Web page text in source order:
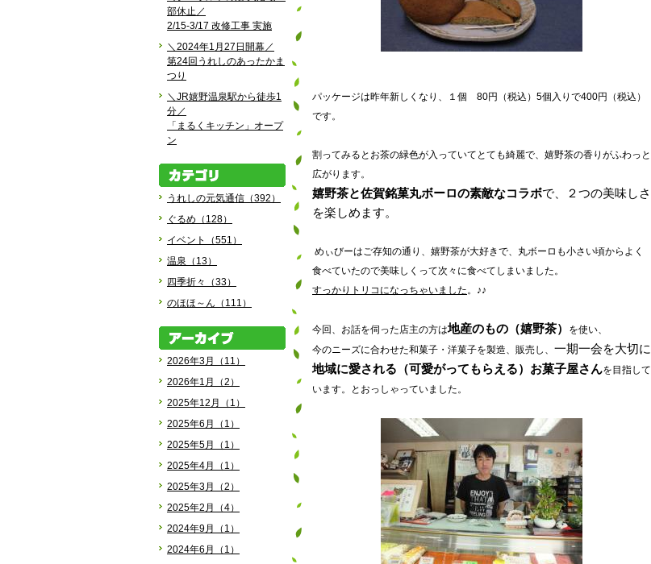
部休止／
2/15-3/17 改修工事 実施
＼2024年1月27日開幕／
第24回うれしのあったかま
つり
＼JR嬉野温泉駅から徒歩1
分／
「まるくキッチン」オープ
ン
うれしの元気通信（392）
ぐるめ（128）
イベント（551）
温泉（13）
四季折々（33）
のほほ～ん（111）
2026年3月（11）
2026年1月（2）
2025年12月（1）
2025年6月（1）
2025年5月（1）
2025年4月（1）
2025年3月（2）
2025年2月（4）
2024年9月（1）
2024年6月（1）
パッケージは昨年新しくなり、１個 80円（税込）5個入りで400円（税込）
です。
割ってみるとお茶の緑色が入っていてとても綺麗で、嬉野茶の香りがふわっと
広がります。
嬉野茶と佐賀銘菓丸ボーロの素敵なコラボで、２つの美味しさ
を楽しめます。
めぃびーはご存知の通り、嬉野茶が大好きで、丸ボーロも小さい頃からよく
食べていたので美味しくって次々に食べてしまいました。
すっかりトリコになっちゃいました。♪♪
今回、お話を伺った店主の方は地産のもの（嬉野茶）
を使い、
今のニーズに合わせた和菓子・洋菓子を製造、販売し、 一期一会を大切に
地域に愛される（可愛がってもらえる）お菓子屋さんを目指して
います。とおっしゃっていました。